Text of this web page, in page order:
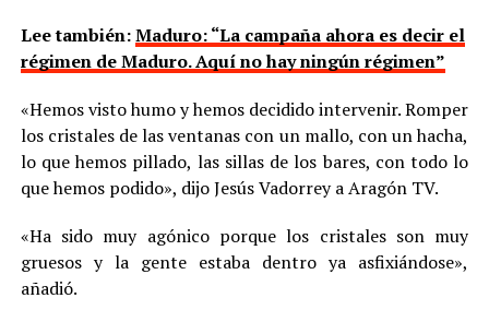
Lee también:Maduro: “La campaña ahora es decir el
régimen de Maduro. Aquí no hay ningún régimen”
«Hemos visto humo y hemos decidido intervenir. Romper
los cristales de las ventanas con un mallo, con un hacha,
lo que hemos pillado, las sillas de los bares, con todo lo
que hemos podido», dijo Jesús Vadorrey a Aragón TV.
«Ha sido muy agónico porque los cristales son muy
gruesos y la gente estaba dentro ya asfixiándose»,
añadió.